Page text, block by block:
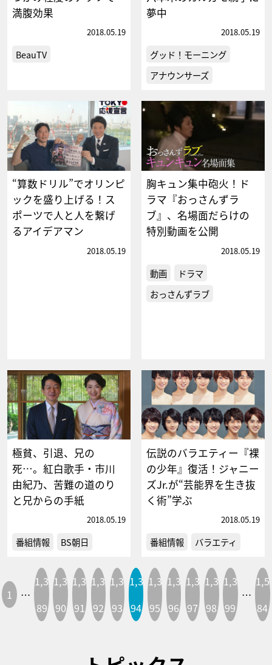
満腹効果
2018.05.19
BeauTV
夢中
2018.05.19
グッド！モーニング
アナウンサーズ
“算数ドリル”でオリンピ
ックを盛り上げる！ス
ポーツで人と人を繋げ
るアイデアマン
2018.05.19
胸キュン集中砲火！ド
ラマ『おっさんずラ
ブ』、名場面だらけの
特別動画を公開
2018.05.19
動画
ドラマ
おっさんずラブ
極貧、引退、兄の
死…。紅白歌手・市川
由紀乃、苦難の道のり
と兄からの手紙
2018.05.19
番組情報 BS朝日
伝説のバラエティー『裸
の少年』復活！ジャニー
ズJr.が“芸能界を生き抜
く術”学ぶ
2018.05.19
番組情報 バラエティ
1 …
1,3
89
1,3
90
1,3
91
1,3
92
1,3
93
1,3
94
1,3
95
1,3
96
1,3
97
1,3
98
1,3
99
…
1,5
84